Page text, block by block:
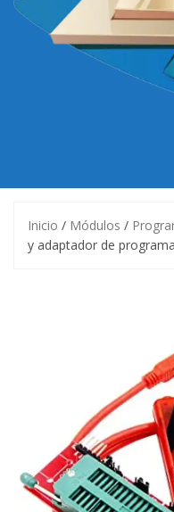
Inicio / Módulos /
y adaptador de